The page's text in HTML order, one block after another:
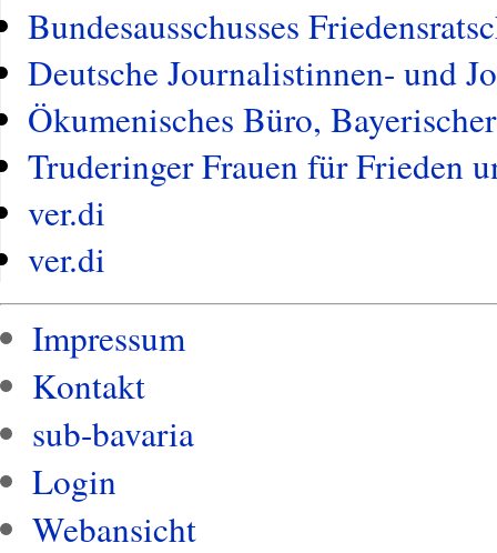
Bundesausschusses
Deutsche Journalistinnen- und
Ökumenisches Büro,
Truderinger Frauen für Frieden
ver.di
ver.di
Impressum
Kontakt
sub-bavaria
Login
Webansicht